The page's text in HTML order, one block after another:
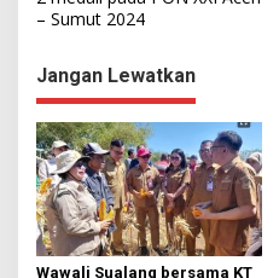
v
i
g
a
s
i
p
o
– Sumut 2024
Jangan Lewatkan
Wawali Sualang bersama KT